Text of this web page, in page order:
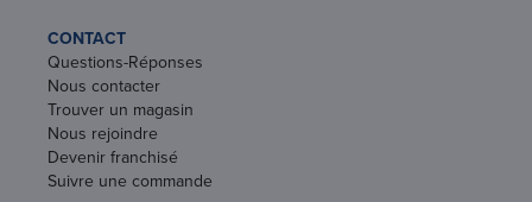
CONTACT
Questions-Réponses
Nous contacter
Trouver un magasin
Nous rejoindre
Devenir franchisé
Suivre une commande